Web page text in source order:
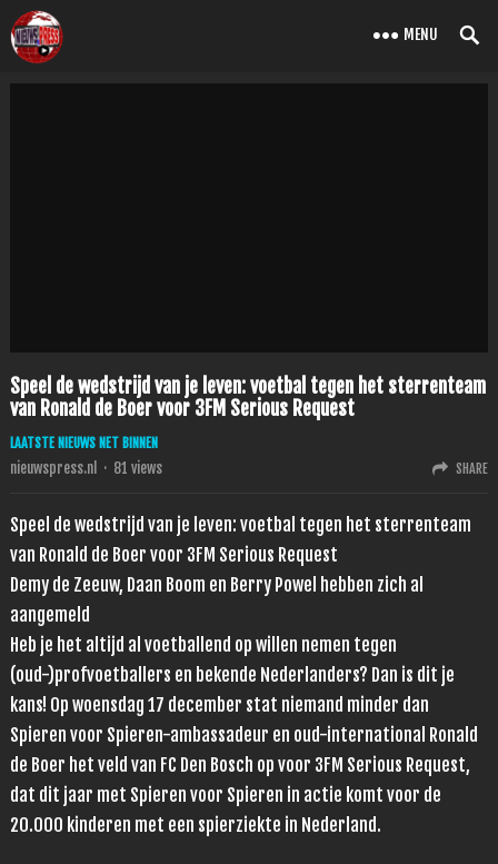
MENU
Speel de wedstrijd van je leven: voetbal tegen het sterrenteam
van Ronald de Boer voor 3FM Serious Request
LAATSTE NIEUWS NET BINNEN
nieuwspress.nl · 81 views SHARE
Speel de wedstrijd van je leven: voetbal tegen het sterrenteam
van Ronald de Boer voor 3FM Serious Request
Demy de Zeeuw, Daan Boom en Berry Powel hebben zich al
aangemeld
Heb je het altijd al voetballend op willen nemen tegen
(oud-)profvoetballers en bekende Nederlanders? Dan is dit je
kans! Op woensdag 17 december stat niemand minder dan
Spieren voor Spieren-ambassadeur en oud-international Ronald
de Boer het veld van FC Den Bosch op voor 3FM Serious Request,
dat dit jaar met Spieren voor Spieren in actie komt voor de
20.000 kinderen met een spierziekte in Nederland.